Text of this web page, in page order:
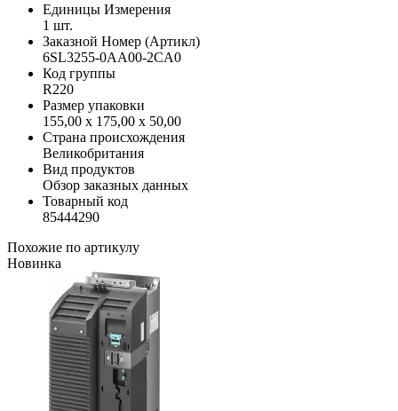
Единицы Измерения
1 шт.
Заказной Номер (Артикл)
6SL3255-0AA00-2CA0
Код группы
R220
Размер упаковки
155,00 x 175,00 x 50,00
Страна происхождения
Великобритания
Вид продуктов
Обзор заказных данных
Товарный код
85444290
Похожие по артикулу
Новинка